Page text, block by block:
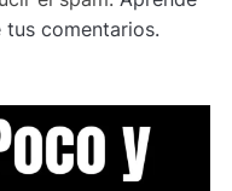
comentarios.